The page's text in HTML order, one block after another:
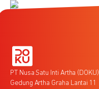
PT Nusa Satu Inti Artha (DOKU)
Gedung Artha Graha Lantai 11